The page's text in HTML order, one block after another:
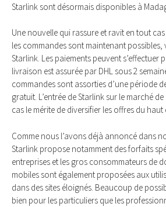
Starlink sont désormais disponibles à
Une nouvelle qui rassure et ravit en tout
les commandes sont maintenant possibles,
Starlink. Les paiements peuvent s’effectuer
livraison est assurée par DHL sous 2
commandes sont assorties d’une période
gratuit. L’entrée de Starlink sur le marché
cas le mérite de diversifier les offres du
Comme nous l’avons déjà annoncé dans
Starlink propose notamment des forfaits
entreprises et les gros consommateurs de
mobiles sont également proposées aux
dans des sites éloignés. Beaucoup de
bien pour les particuliers que les